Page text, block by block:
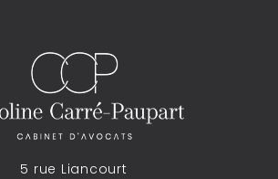
5 rue Liancourt